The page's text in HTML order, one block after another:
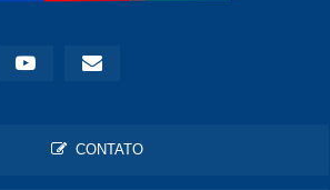
CONTATO